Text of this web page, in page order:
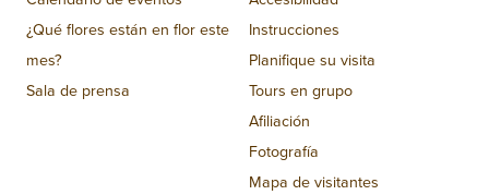
¿Qué flores están en flor este
mes?
Sala de prensa
Instrucciones
Planifique su visita
Tours en grupo
Afiliación
Fotografía
Mapa de visitantes